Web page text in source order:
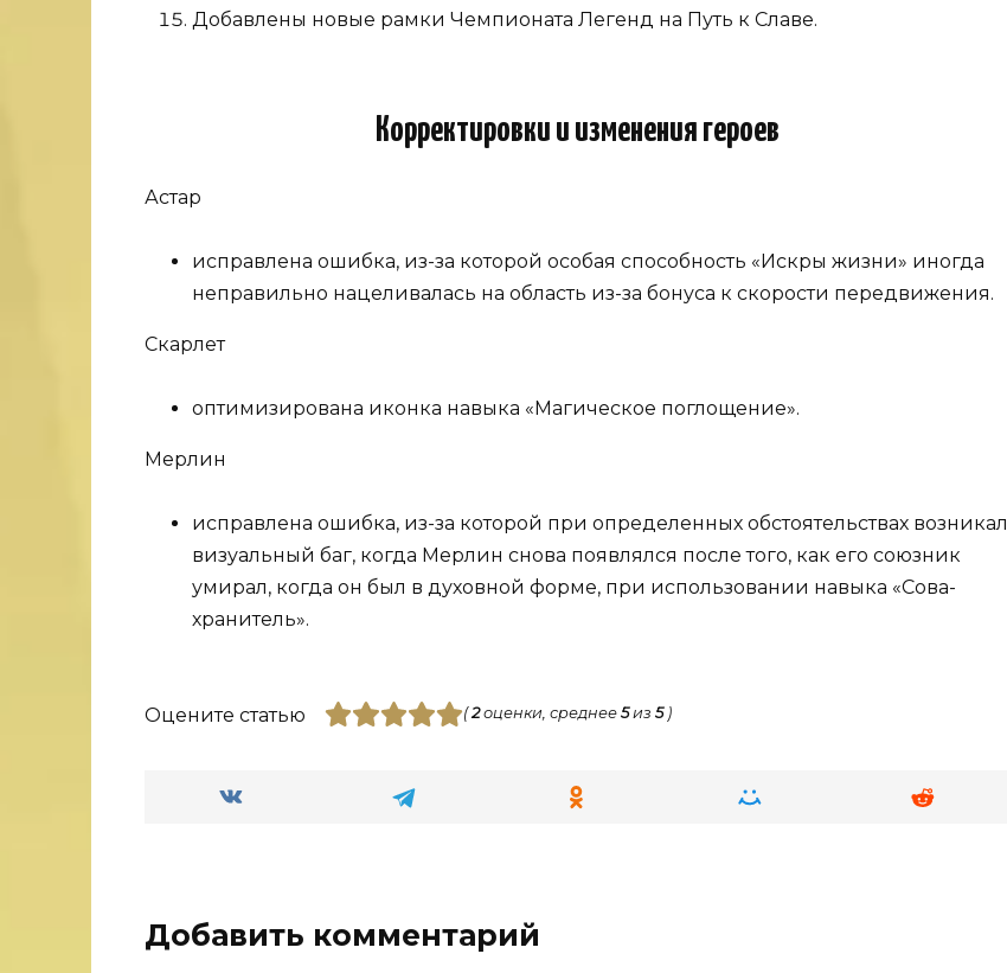
Добавлены новые рамки Чемпионата Легенд на Путь к Славе.
Корректировки и изменения героев
Астар
исправлена ошибка, из-за которой особая способность «Искры жизни» иногда
неправильно нацеливалась на область из-за бонуса к скорости передвижения.
Скарлет
оптимизирована иконка навыка «Магическое поглощение».
Мерлин
исправлена ошибка, из-за которой при определенных обстоятельствах возникал
визуальный баг, когда Мерлин снова появлялся после того, как его союзник
умирал, когда он был в духовной форме, при использовании навыка «Сова-
хранитель».
Оцените статью (2оценки, среднее 5из 5)
Добавить комментарий